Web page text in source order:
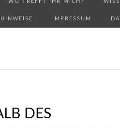
WO TREFFT IHR MICH?
HINWEISE IMPRESSUM
DES